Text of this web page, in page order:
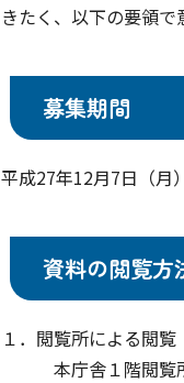
きたく、以下の要領で
募集期間
平成27年12月7日（月
資料の閲覧方
１．閲覧所による閲覧
本庁舎１階閲覧所